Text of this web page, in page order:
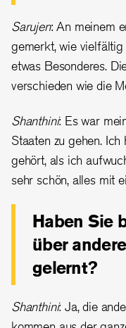
Sarujen: An meinem
gemerkt, wie
etwas Besonderes.
verschieden wie die
Shanthini: Es war
Staaten zu gehen.
gehört, als ich
sehr schön, alles mit
Haben Sie
über
gelernt?
Shanthini: Ja, die